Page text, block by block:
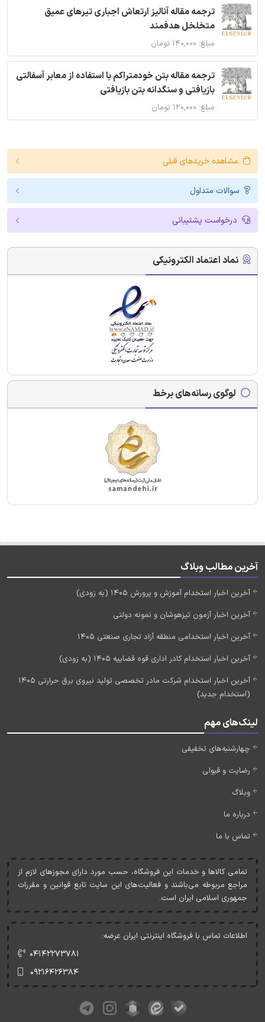
ترجمه مقاله آنالیز ارتعاش اجباری تیرهای عمیق
متخلخل هدفمند
مبلغ: ۱۴۰,۰۰۰ تومان
ترجمه مقاله بتن خودمتراکم با استفاده از معابر آسفالتی
بازیافتی و سنگدانه بتن بازیافتی
مبلغ: ۱۲۰,۰۰۰ تومان
مشاهده خریدهای قبلی
سوالات متداول
درخواست پشتیبانی
نماد اعتماد الکترونیکی
لوگوی رسانه‌های برخط
آخرین مطالب وبلاگ
آخرین اخبار استخدام آموزش و پرورش 1405 (به زودی)
آخرین اخبار آزمون تیزهوشان و نمونه دولتی
آخرین اخبار استخدامی منطقه آزاد تجاری صنعتی 1405
آخرین اخبار استخدام کادر اداری قوه قضاییه 1405 (به زودی)
آخرین اخبار استخدام شرکت مادر تخصصی تولید نیروی برق حرارتی 1405
(استخدام جدید)
لینک‌های مهم
چهارشنبه‌های تخفیفی
رضایت و قبولی
وبلاگ
درباره ما
تماس با ما
تمامی کالاها و خدمات اين فروشگاه، حسب مورد دارای مجوزهای لازم از
مراجع مربوطه می‌باشند و فعاليت‌های اين سايت تابع قوانين و مقررات
جمهوری اسلامی ايران است.
اطلاعات تماس با فروشگاه اینترنتی ایران عرضه:
۰۴۱۴۲۲۷۳۷۸۱
۰۹۲۱۶۴۲۶۳۸۴